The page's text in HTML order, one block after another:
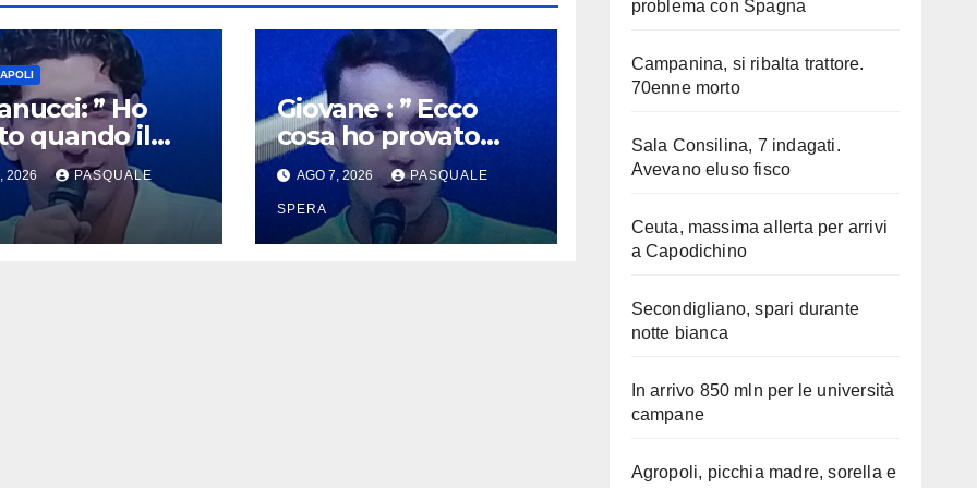
” Ho
quando il
mi ha
!”
2026 PASQUALE
Giovane : ” Ecco
cosa ho provato
quando il Napoli mi
ha chiamato !”
AGO 7, 2026 PASQUALE
SPERA
problema con Spagna
Campanina, si ribalta trattore.
70enne morto
Sala Consilina, 7 indagati.
Avevano eluso fisco
Ceuta, massima allerta per arrivi
a Capodichino
Secondigliano, spari durante
notte bianca
In arrivo 850 mln per le università
campane
Agropoli, picchia madre, sorella e